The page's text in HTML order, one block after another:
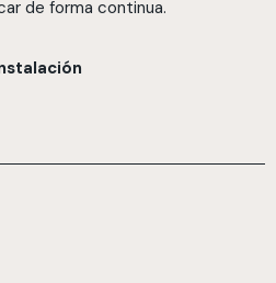
de forma continua.